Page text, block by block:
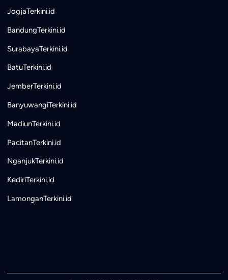
JogjaTerkini.id
BandungTerkini.id
SurabayaTerkini.id
BatuTerkini.id
JemberTerkini.id
BanyuwangiTerkini.id
MadiunTerkini.id
PacitanTerkini.id
NganjukTerkini.id
KediriTerkini.id
LamonganTerkini.id